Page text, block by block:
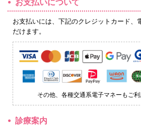
お支払いについて
お支払いには、下記のクレジットカード、
だけます。
その他、各種交通系電子マネーもご利
診療案内